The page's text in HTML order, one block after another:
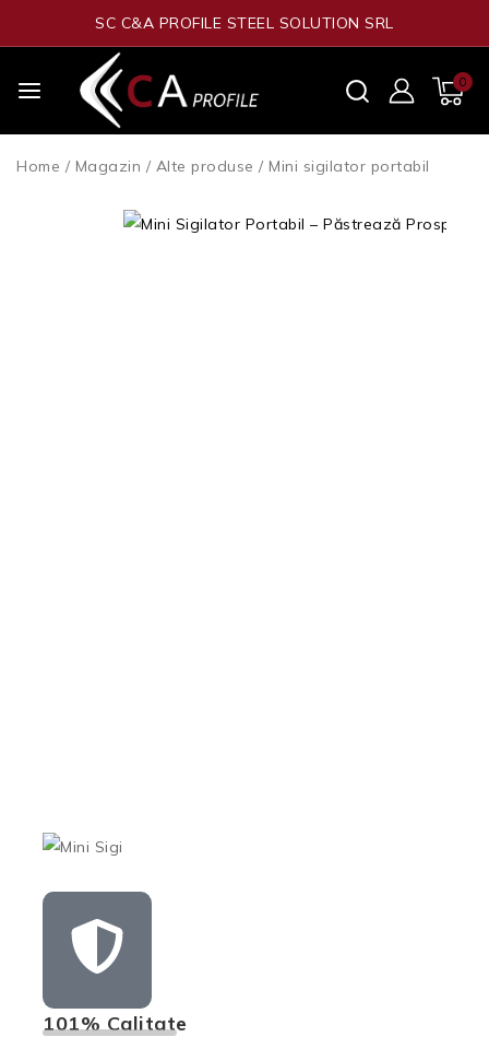
SC C&A PROFILE STEEL SOLUTION SRL
0
Home / Magazin / Alte produse / Mini sigilator portabil
101% Calitate